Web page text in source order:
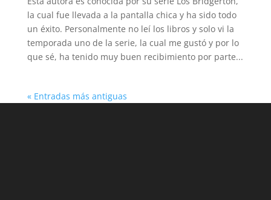
la cual fue llevada a la pantalla chica y ha sido todo
un éxito. Personalmente no leí los libros y solo vi la
temporada uno de la serie, la cual me gustó y por lo
que sé, ha tenido muy buen recibimiento por parte...
« Entradas más antiguas